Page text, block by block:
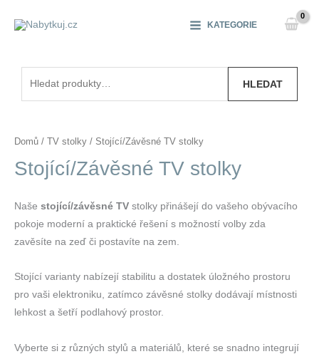
KATEGORIE
HLEDAT
Domů / TV stolky / Stojící/Závěsné TV stolky
Stojící/Závěsné TV stolky
Naše stojící/závěsné TV stolky přinášejí do vašeho obývacího
pokoje moderní a praktické řešení s možností volby zda
zavěsíte na zeď či postavíte na zem.
Stojící varianty nabízejí stabilitu a dostatek úložného prostoru
pro vaši elektroniku, zatímco závěsné stolky dodávají místnosti
lehkost a šetří podlahový prostor.
Vyberte si z různých stylů a materiálů, které se snadno integrují